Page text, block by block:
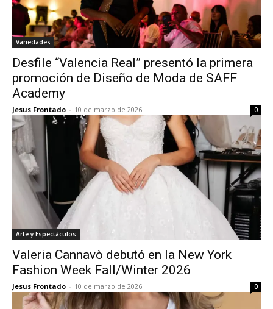
Variedades
Desfile “Valencia Real” presentó la primera
promoción de Diseño de Moda de SAFF
Academy
Jesus Frontado - 10 de marzo de 2026 0
Arte y Espectáculos
Valeria Cannavò debutó en la New York
Fashion Week Fall/Winter 2026
Jesus Frontado - 10 de marzo de 2026 0